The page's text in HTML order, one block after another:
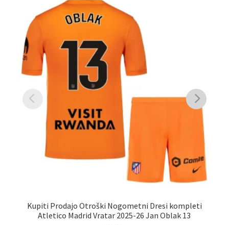
Kupiti Prodajo Otroški Nogometni Dresi kompleti
Atletico Madrid Vratar 2025-26 Jan Oblak 13